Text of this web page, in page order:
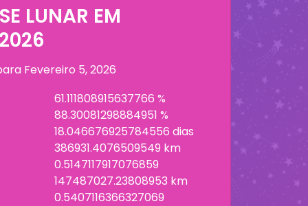
LUNAR EM
Fevereiro 5, 2026
61.111808915637766 %
88.30081298884951 %
18.046676925784556 dias
386931.4076509549 km
0.5147117917076859
147487027.23808953 km
0.5407116366327069